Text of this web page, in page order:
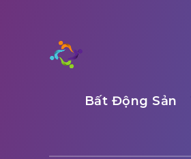
Bất Động Sản